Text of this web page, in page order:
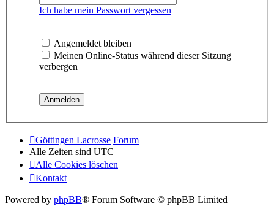
Ich habe mein Passwort vergessen
Angemeldet bleiben
Meinen Online-Status während dieser Sitzung
verbergen
Göttingen Lacrosse Forum
Alle Zeiten sind UTC
Alle Cookies löschen
Kontakt
Powered by phpBB® Forum Software © phpBB Limited